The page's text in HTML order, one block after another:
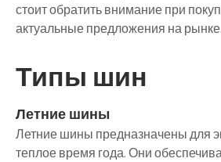
стоит обратить внимание при
актуальные предложения на рынке.
Типы шин
Летние шины
Летние шины предназначены для
теплое время года. Они